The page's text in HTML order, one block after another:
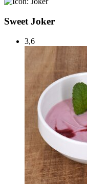
Sweet Joker
3,6